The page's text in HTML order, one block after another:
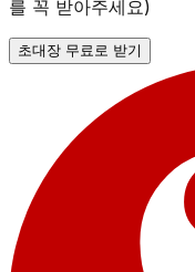
를 꼭 받아주세요)
초대장 무료로 받기